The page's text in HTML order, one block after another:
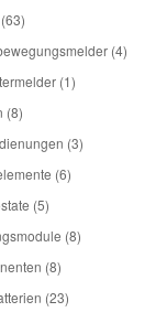
(4)
(1)
(8)
(3)
(6)
(5)
(8)
(8)
(23)